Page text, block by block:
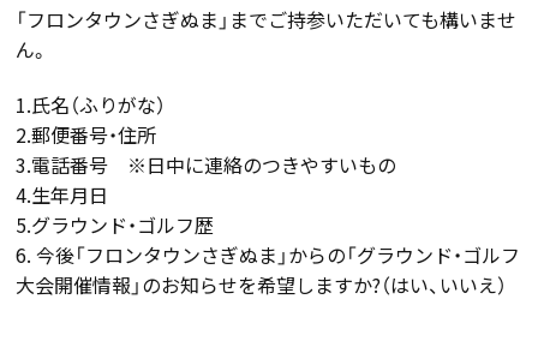
「フロンタウンさぎぬま」までご持参いただいても構いませ
ん。
1.氏名（ふりがな）
2.郵便番号・住所
3.電話番号 ※日中に連絡のつきやすいもの
4.生年月日
5.グラウンド・ゴルフ歴
6. 今後「フロンタウンさぎぬま」からの「グラウンド・ゴルフ
大会開催情報」のお知らせを希望しますか?（はい、いいえ）